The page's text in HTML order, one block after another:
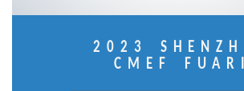
2023
CMEF FUARI